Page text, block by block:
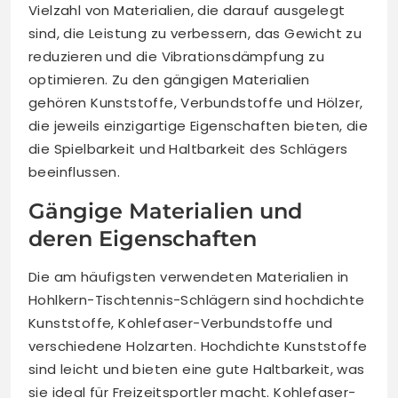
Vielzahl von Materialien, die darauf ausgelegt
sind, die Leistung zu verbessern, das Gewicht zu
reduzieren und die Vibrationsdämpfung zu
optimieren. Zu den gängigen Materialien
gehören Kunststoffe, Verbundstoffe und Hölzer,
die jeweils einzigartige Eigenschaften bieten, die
die Spielbarkeit und Haltbarkeit des Schlägers
beeinflussen.
Gängige Materialien und
deren Eigenschaften
Die am häufigsten verwendeten Materialien in
Hohlkern-Tischtennis-Schlägern sind hochdichte
Kunststoffe, Kohlefaser-Verbundstoffe und
verschiedene Holzarten. Hochdichte Kunststoffe
sind leicht und bieten eine gute Haltbarkeit, was
sie ideal für Freizeitsportler macht. Kohlefaser-